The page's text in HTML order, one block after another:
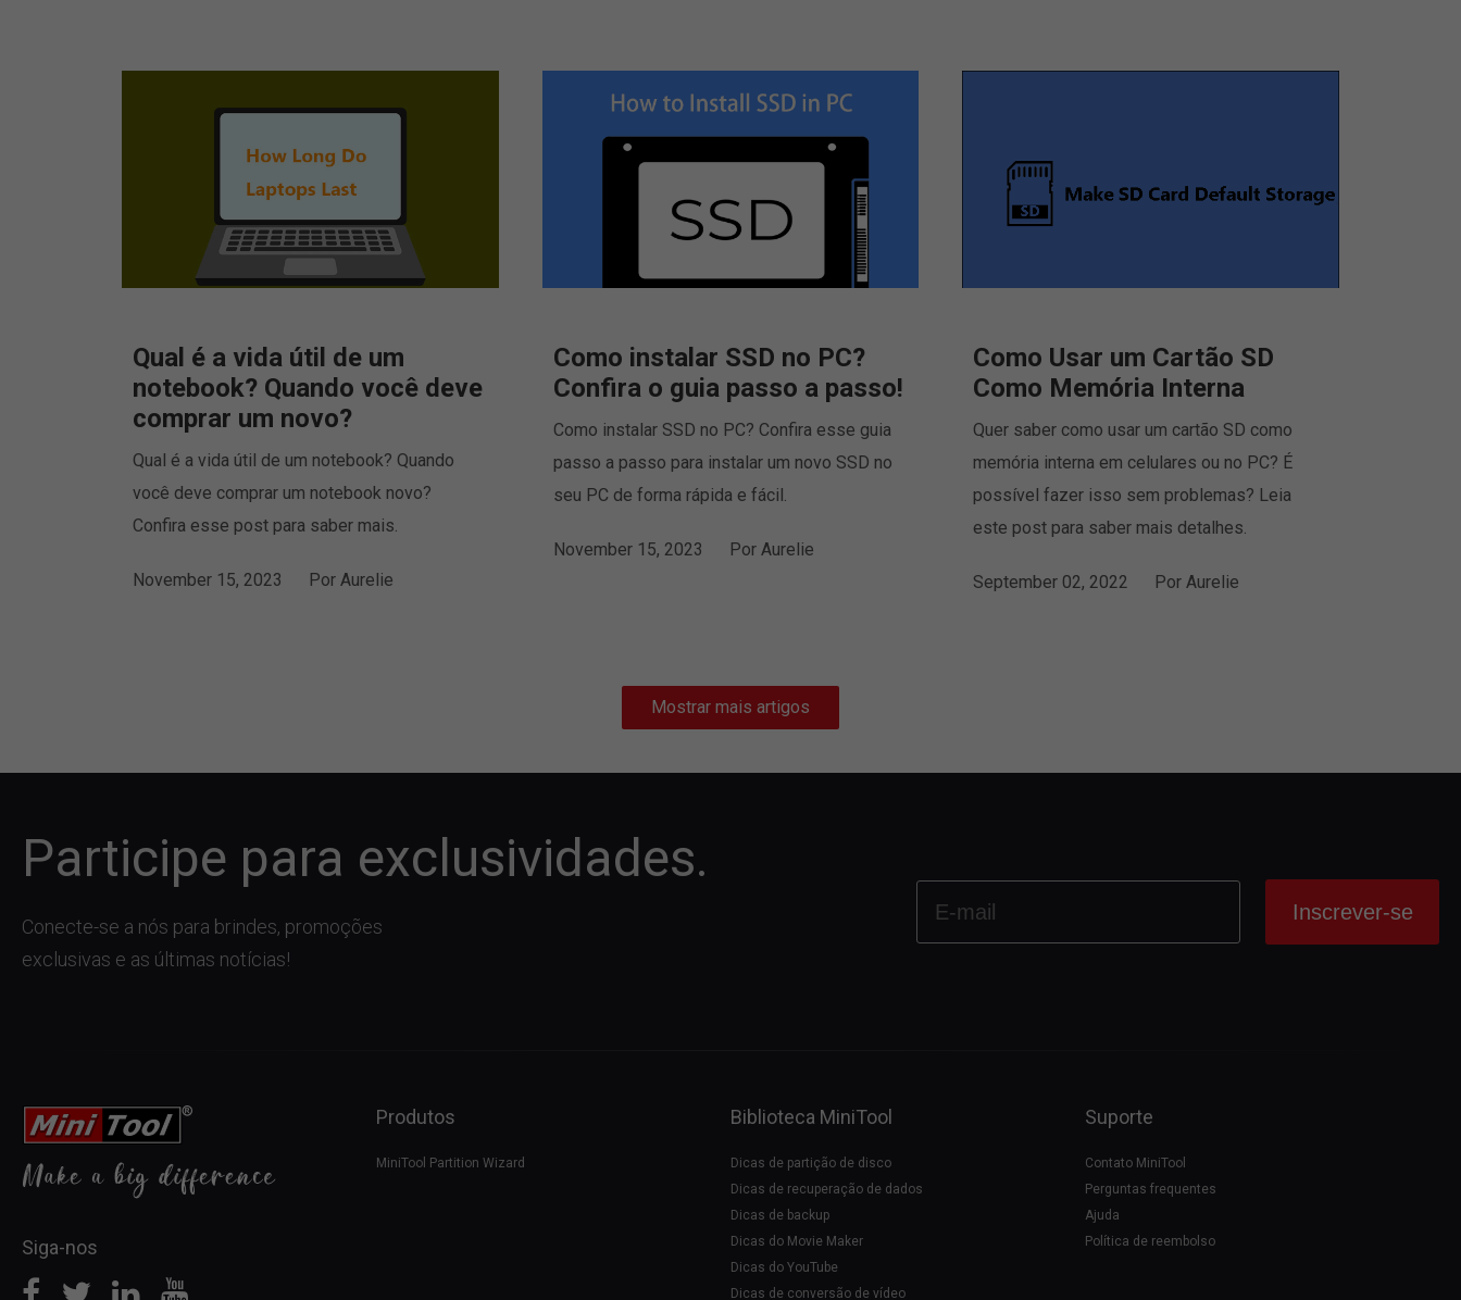
Qual é a vida útil de um
notebook? Quando você deve
comprar um novo?
Qual é a vida útil de um notebook? Quando
você deve comprar um notebook novo?
Confira esse post para saber mais.
November 15, 2023 Por Aurelie
Como instalar SSD no PC?
Confira o guia passo a passo!
Como instalar SSD no PC? Confira esse guia
passo a passo para instalar um novo SSD no
seu PC de forma rápida e fácil.
November 15, 2023 Por Aurelie
Como Usar um Cartão SD
Como Memória Interna
Quer saber como usar um cartão SD como
memória interna em celulares ou no PC? É
possível fazer isso sem problemas? Leia
este post para saber mais detalhes.
September 02, 2022 PorAurelie
Mostrar mais artigos
Participe para exclusividades.
Conecte-se a nós para brindes, promoções
exclusivas e as últimas notícias!
Siga-nos
Produtos
MiniTool Partition Wizard
Biblioteca MiniTool
Dicas de partição de disco
Dicas de recuperação de dados
Dicas de backup
Dicas do Movie Maker
Dicas do YouTube
Dicas de conversão de vídeo
Suporte
Contato MiniTool
Perguntas frequentes
Ajuda
Política de reembolso